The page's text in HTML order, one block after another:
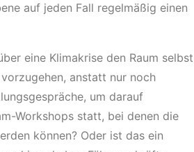
auf jeden Fall regelmäßig einen
eine Klimakrise den Raum selbst
anstatt nur noch
um darauf
Workshops statt, bei denen die
können? Oder ist das ein